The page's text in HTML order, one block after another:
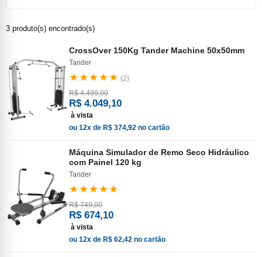
3 produto(s) encontrado(s)
CrossOver 150Kg Tander Machine 50x50mm
Tander
★★★★★ (2)
R$ 4.499,00
R$ 4.049,10
à vista
ou 12x de R$ 374,92 no cartão
Máquina Simulador de Remo Seco Hidráulico
com Painel 120 kg
Tander
★★★★★
R$ 749,00
R$ 674,10
à vista
ou 12x de R$ 62,42 no cartão